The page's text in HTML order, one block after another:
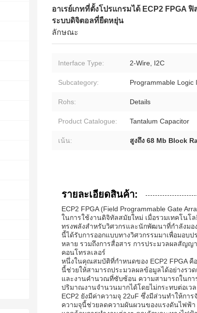
อาเรย์เกทที่ตั้งโปรแกรมได้ ECP2 FPGA
ระบบดิจิตอลที่ยืดหยุ่น
ลักษณะ
Interface Type: 2-Wire, I2C
Subcategory: Programmable Logic
Rohs: Details
Product Catalogue: Tantalum Capacitor
เน้น: สูงถึง 68 Mb Block
รายละเอียดสินค้า:
ECP2 FPGA (Field Programmable Gate
ในการใช้งานดิจิทัลสมัยใหม่ เมื่อรวมเทคโน
ทรงพลังสำหรับวิศวกรและนักพัฒนาที่กำลังมอ
นี้ได้รับการออกแบบทางวิศวกรรมมาเพื่อมอบ
หลาย รวมถึงการสื่อสาร การประมวลผลสัญญ
คอนโทรลเลอร์
หนึ่งในคุณสมบัติที่กำหนดของ ECP2 FPGA
นี้ช่วยให้สามารถประมวลผลข้อมูลได้อย่างรว
และงานคำนวณที่ซับซ้อน ความสามารถในกา
ปริมาณงานจำนวนมากได้โดยไม่กระทบต่อเว
ECP2 ยังมีค่าความจุ 22uF ซึ่งมีส่วนทำให้กา
ความจุนี้ช่วยลดความผันผวนของแรงดันไฟฟ้า